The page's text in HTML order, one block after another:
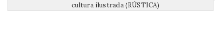
cultura ilustrada (RÚSTICA)